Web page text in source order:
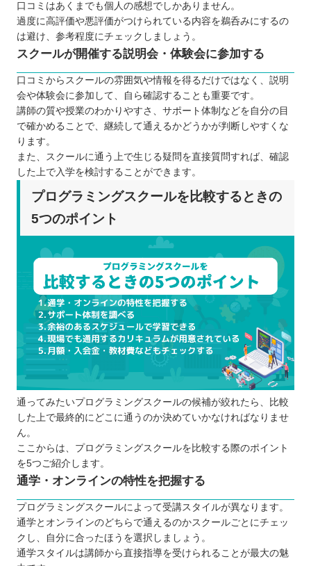
口コミはあくまでも個人の感想でしかありません。
過度に高評価や悪評価がつけられている内容を鵜呑みにするの
は避け、参考程度にチェックしましょう。
スクールが開催する説明会・体験会に参加する
口コミからスクールの雰囲気や情報を得るだけではなく、説明
会や体験会に参加して、自ら確認することも重要です。
講師の質や授業のわかりやすさ、サポート体制などを自分の目
で確かめることで、継続して通えるかどうかが判断しやすくな
ります。
また、スクールに通う上で生じる疑問を直接質問すれば、確認
した上で入学を検討することができます。
プログラミングスクールを比較するときの
5つのポイント
通ってみたいプログラミングスクールの候補が絞れたら、比較
した上で最終的にどこに通うのか決めていかなければなりませ
ん。
ここからは、プログラミングスクールを比較する際のポイント
を5つご紹介します。
通学・オンラインの特性を把握する
プログラミングスクールによって受講スタイルが異なります。
通学とオンラインのどちらで通えるのかスクールごとにチェッ
クし、自分に合ったほうを選択しましょう。
通学スタイルは講師から直接指導を受けられることが最大の魅